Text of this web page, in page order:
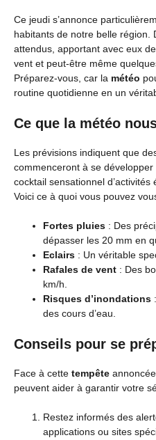
Ce jeudi s’annonce
habitants de notre belle région.
attendus, apportant avec eux
vent et peut-être même
Préparez-vous, car la météo
routine quotidienne en un
Ce que la météo
Les prévisions indiquent que
commenceront à se
cocktail sensationnel
Voici ce à quoi vous pouvez
Fortes pluies : Des
dépasser les 20 mm en
Eclairs : Un véritable
Rafales de vent : Des
km/h.
Risques d’inondations
des cours d’eau.
Conseils pour se
Face à cette tempête
peuvent aider à garantir votre
Restez informés des
applications ou sites